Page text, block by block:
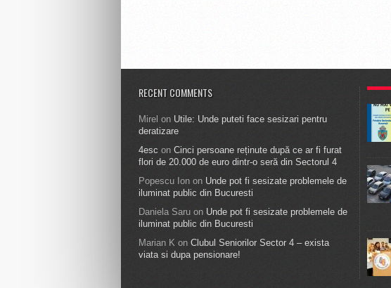
RECENT COMMENTS
Mirel on Utile: Unde puteti face sesizari pentru
deratizare
4esc on Cinci persoane reținute după ce ar fi furat
flori de 20.000 de euro dintr-o seră din Sectorul 4
Popescu Ion on Unde pot fi sesizate problemele de
iluminat public din Bucuresti
Daniela Saru on Unde pot fi sesizate problemele de
iluminat public din Bucuresti
Marian K on Clubul Seniorilor Sector 4 – exista
viata si dupa pensionare!